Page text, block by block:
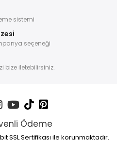
sistemi
seçeneği
bize iletebilirsiniz.
Ödeme
SSL Sertifikası ile korunmaktadır.